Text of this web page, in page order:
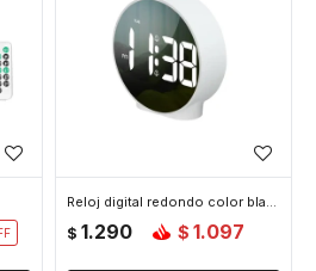
Reloj digital redondo color blanco
$ 1.290 $ 1.097